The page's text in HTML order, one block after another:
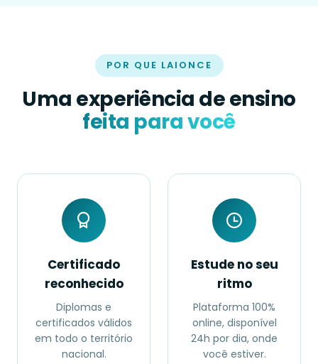
POR QUE LAIONCE
Uma experiência de ensino
feita para você
Certificado
reconhecido
Diplomas e
certificados válidos
em todo o território
nacional.
Estude no seu
ritmo
Plataforma 100%
online, disponível
24h por dia, onde
você estiver.